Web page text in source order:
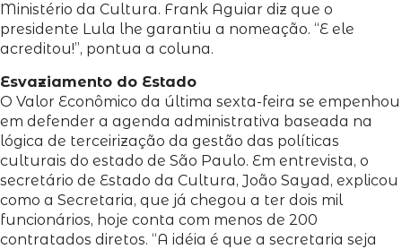
Ministério da Cultura. Frank Aguiar diz que o
presidente Lula lhe garantiu a nomeação. “E ele
acreditou!”, pontua a coluna.
Esvaziamento do Estado
O Valor Econômico da última sexta-feira se empenhou
em defender a agenda administrativa baseada na
lógica de terceirização da gestão das políticas
culturais do estado de São Paulo. Em entrevista, o
secretário de Estado da Cultura, João Sayad, explicou
como a Secretaria, que já chegou a ter dois mil
funcionários, hoje conta com menos de 200
contratados diretos. “A idéia é que a secretaria seja